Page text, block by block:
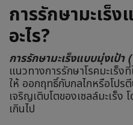
การรักษามะเร็
อะไร?
การรักษามะเร็งแบบมุ่งเป้
แนวทางการรักษาโรคมะเร็ง
ให้ ออกฤทธิ์กับกลไกหรือโปร
เจริญเติบโตของเซลล์มะเร็ง
เกินไป